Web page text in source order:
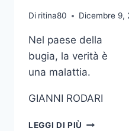
Di ritina80 Dicembre 9,
Nel paese della
bugia, la verità è
una malattia.
GIANNI RODARI
LEGGI DI PIÙ NEL